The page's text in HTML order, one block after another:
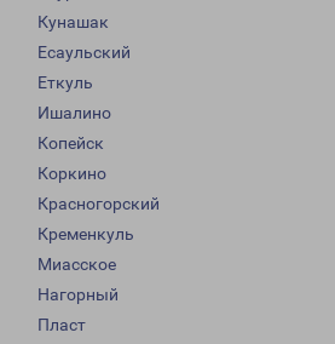
Кунашак
Есаульский
Еткуль
Ишалино
Копейск
Коркино
Красногорский
Кременкуль
Миасское
Нагорный
Пласт